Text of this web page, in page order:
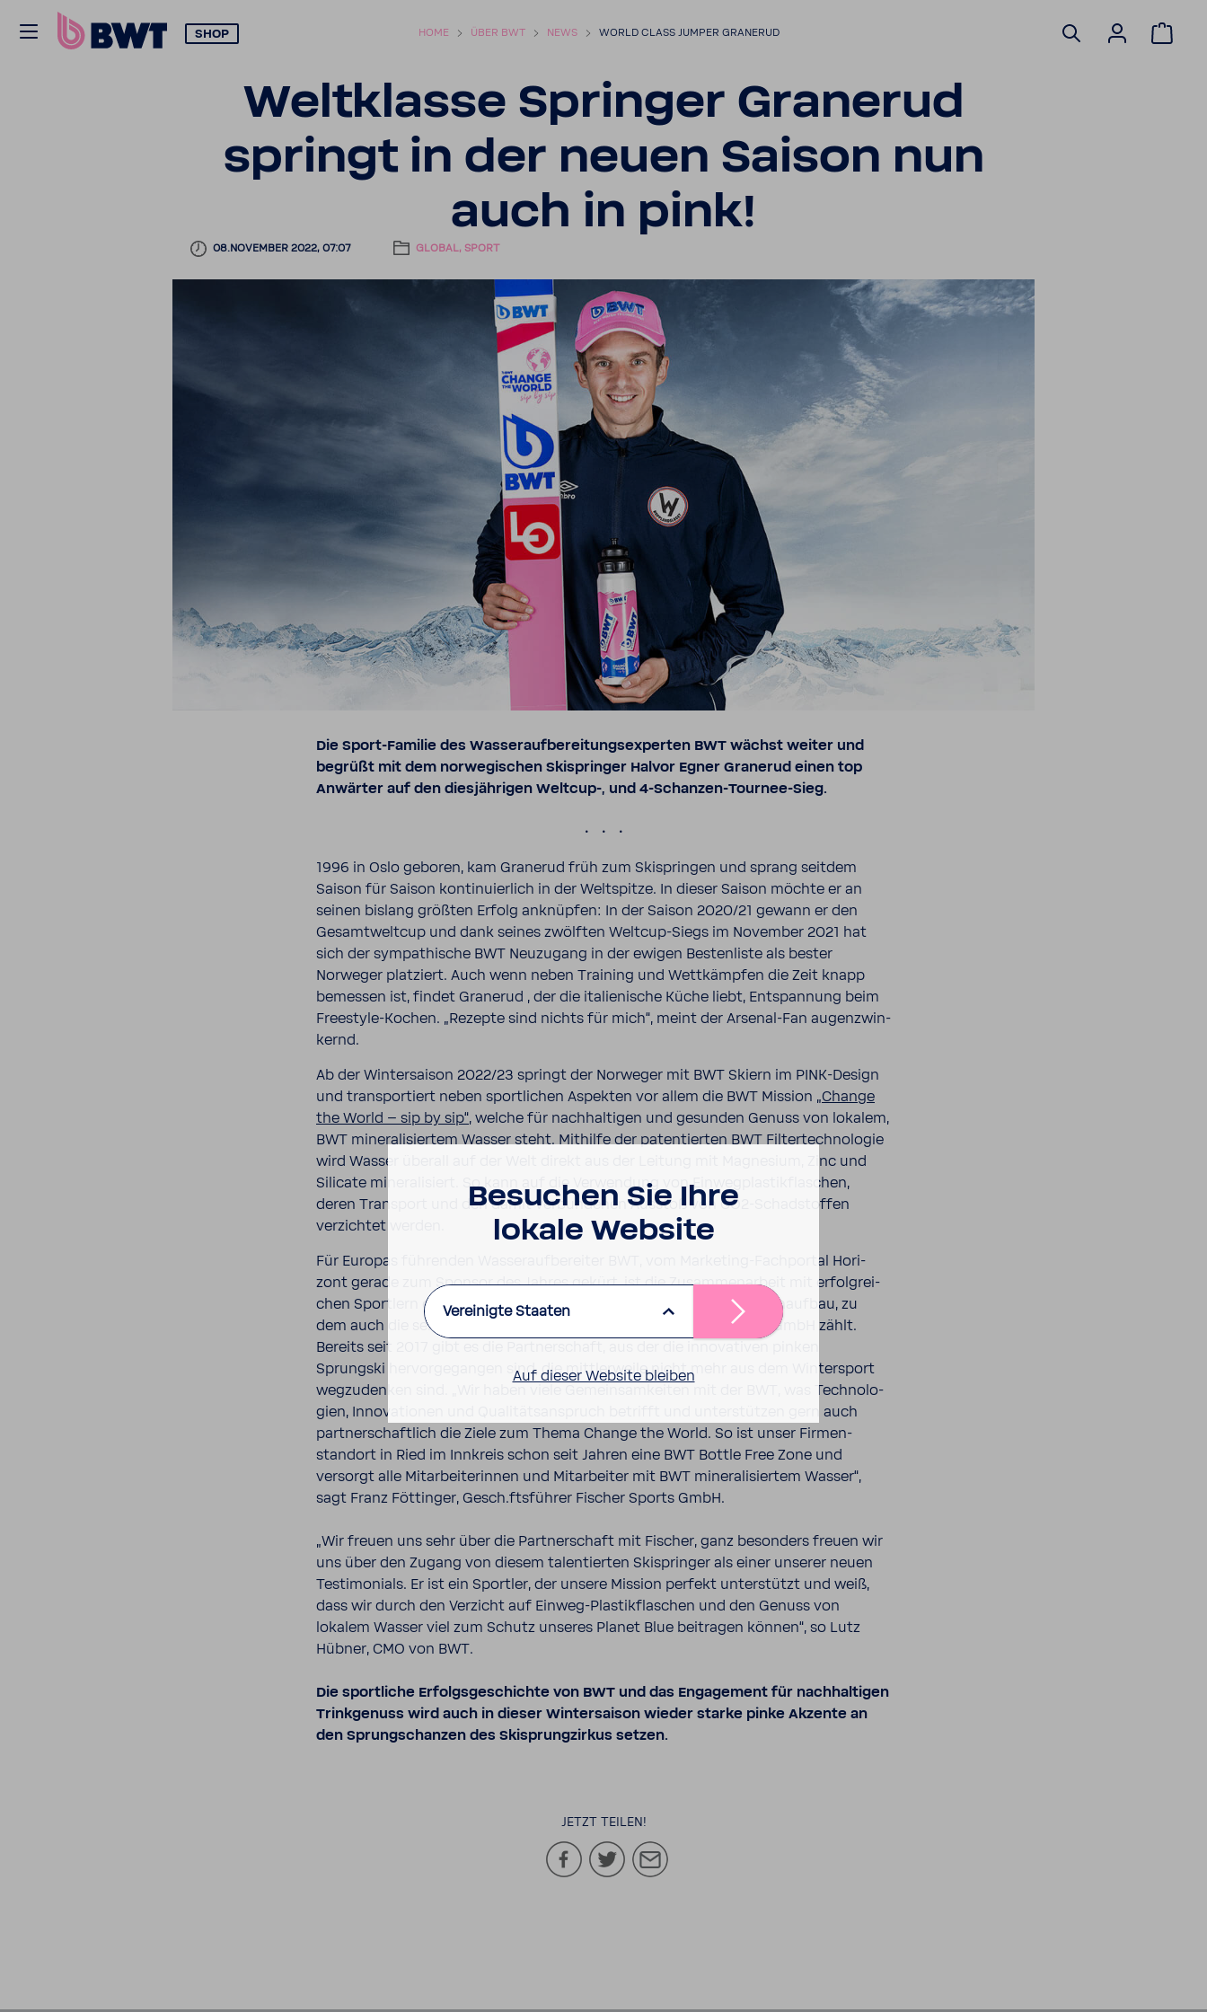
HOME ÜBER BWT NEWS WORLD CLASS JUMPER GRANERUD
SHOP
Welt­klasse Springer Granerud
springt in der neuen Saison nun
auch in pink!
08.NOVEMBER 2022, 07:07 GLOBAL, SPORT
Die Sport-​Familie des Wasser­auf­be­rei­tungs­ex­perten BWT wächst weiter und
begrüßt mit dem norwe­gi­schen Skispringer Halvor Egner Granerud einen top
Anwärter auf den dies­jäh­rigen Weltcup-​, und 4-​Schanzen-Tournee-Sieg.
.
1996 in Oslo geboren, kam Granerud früh zum Skispringen und sprang seitdem
Saison für Saison konti­nu­ier­lich in der Welt­spitze. In dieser Saison möchte er an
seinen bislang größten Erfolg anknüpfen: In der Saison 2020/21 gewann er den
Gesamt­weltcup und dank seines zwölften Weltcup-​Siegs im November 2021 hat
sich der sympa­thi­sche BWT Neuzu­gang in der ewigen Besten­liste als bester
Norweger plat­ziert. Auch wenn neben Trai­ning und Wett­kämpfen die Zeit knapp
bemessen ist, findet Granerud , der die italie­ni­sche Küche liebt, Entspan­nung beim
Freestyle-​Kochen. „Rezepte sind nichts für mich“, meint der Arsenal-​Fan augen­zwin­
kernd.
Ab der Winter­saison 2022/23 springt der Norweger mit BWT Skiern im PINK-​Design
und trans­por­tiert neben sport­li­chen Aspekten vor allem die BWT Mission „Change
the World – sip by sip“, welche für nach­hal­tigen und gesunden Genuss von lokalem,
BWT mine­ra­li­siertem Wasser steht. Mithilfe der paten­tierten BWT Filter­tech­no­logie
wird Wasser überall auf der Welt direkt aus der Leitung mit Magne­sium, Zinc und
Sili­cate mine­ra­li­siert. So kann auf die Verwen­dung von Einweg­plas­tik­fla­schen,
deren Trans­port und den damit verbun­denen Ausstoß von CO2-​Schadstoffen
verzichtet werden.
Für Europas führenden Wasser­auf­be­reiter BWT, vom Marketing-​Fachportal Hori­
zont gerade zum Sponsor des Jahres gekürt, ist die Zusam­men­ar­beit mit erfolg­rei­
chen Sport­lern ein wesent­li­cher Baustein für den welt­weiten Marken­aufbau, zu
dem auch die seit Jahren enge Koope­ra­tion mit der Fischer Sports GmbH zählt.
Bereits seit 2017 gibt es die Part­ner­schaft, aus der die inno­va­tiven pinken
Sprungski hervor­ge­gangen sind, die mitt­ler­weile nicht mehr aus dem Winter­sport
wegzu­denken sind. „Wir haben viele Gemein­sam­keiten mit der BWT, was Tech­no­lo­
gien, Inno­va­tionen und Quali­täts­an­spruch betrifft und unter­stützen gern auch
part­ner­schaft­lich die Ziele zum Thema Change the World. So ist unser Firmen­
standort in Ried im Innkreis schon seit Jahren eine BWT Bottle Free Zone und
versorgt alle Mitar­bei­te­rinnen und Mitar­beiter mit BWT mine­ra­li­siertem Wasser“,
sagt Franz Föttinger, Gesch.ftsführer Fischer Sports GmbH.
„Wir freuen uns sehr über die Part­ner­schaft mit Fischer, ganz beson­ders freuen wir
uns über den Zugang von diesem talen­tierten Skispringer als einer unserer neuen
Testi­mo­nials. Er ist ein Sportler, der unsere Mission perfekt unter­stützt und weiß,
dass wir durch den Verzicht auf Einweg-​Plastikflaschen und den Genuss von
lokalem Wasser viel zum Schutz unseres Planet Blue beitragen können“, so Lutz
Hübner, CMO von BWT.
Die sport­liche Erfolgs­ge­schichte von BWT und das Enga­ge­ment für nach­hal­tigen
Trink­ge­nuss wird auch in dieser Winter­saison wieder starke pinke Akzente an
den Sprung­schanzen des Skisprung­zirkus setzen.
JETZT TEILEN!
Besu­chen Sie Ihre
lokale Website
Vereinigte Staaten
Auf dieser Website bleiben